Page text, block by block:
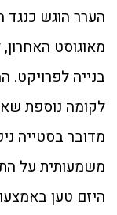
הערר הוגש כנגד
מאוגוסט
בנייה לפרויקט.
לקומה נוספת
מדובר בסטייה
משמעותית על
היזם טען